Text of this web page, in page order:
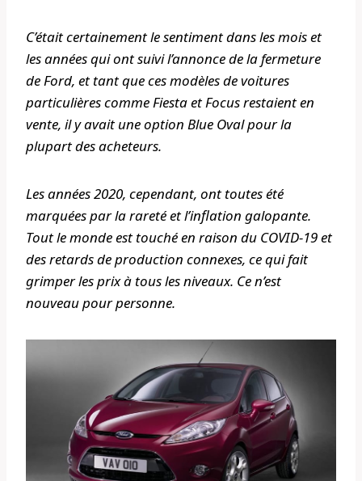
C’était certainement le sentiment dans les mois et
les années qui ont suivi l’annonce de la fermeture
de Ford, et tant que ces modèles de voitures
particulières comme Fiesta et Focus restaient en
vente, il y avait une option Blue Oval pour la
plupart des acheteurs.
Les années 2020, cependant, ont toutes été
marquées par la rareté et l’inflation galopante.
Tout le monde est touché en raison du COVID-19 et
des retards de production connexes, ce qui fait
grimper les prix à tous les niveaux. Ce n’est
nouveau pour personne.